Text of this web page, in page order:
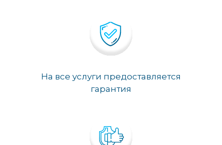
На все услуги предоставляется
гарантия